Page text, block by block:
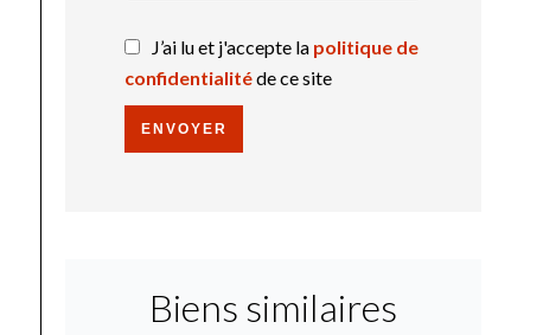
J’ai lu et j'accepte la politique de
confidentialitéde ce site
ENVOYER
Biens similaires